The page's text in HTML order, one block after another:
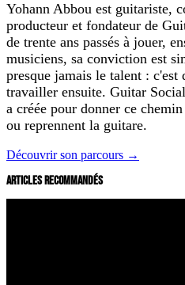
Yohann Abbou est guitariste,
producteur et fondateur de
de trente ans passés à jouer,
musiciens, sa conviction est
presque jamais le talent : c'est
travailler ensuite. Guitar
a créée pour donner ce
ou reprennent la guitare.
Découvrir son parcours →
ARTICLES RECOMMANDÉS